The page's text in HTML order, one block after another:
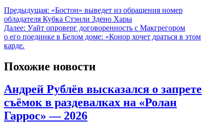
Предыдущая: «Бостон» выведет из обращения номер
обладателя Кубка Стэнли Здено Хары
Далее: Уайт опроверг договоренность с Макгрегором
о его поединке в Белом доме: «Конор хочет драться в этом
карде.
Похожие новости
Андрей Рублёв высказался о запрете
съёмок в раздевалках на «Ролан
Гаррос» — 2026